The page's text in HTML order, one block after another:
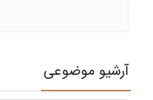
آرشیو موضوعی